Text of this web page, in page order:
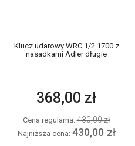
Klucz udarowy WRC 1/2 1700 z
nasadkami Adler długie
368,00 zł
Cena regularna:430,00 zł
Najniższa cena:430,00 zł